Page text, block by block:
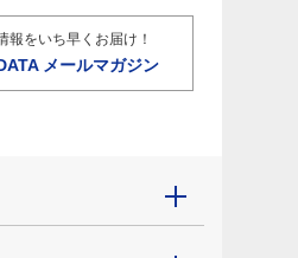
報をいち早くお届け！
メールマガジン